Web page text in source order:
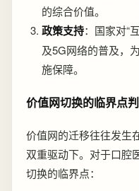
的综合价值。
政策支持：国家对“
及5G网络的普及，
施保障。
价值网切换的临界点
价值网的迁移往往发生
双重驱动下。对于口腔
切换的临界点：